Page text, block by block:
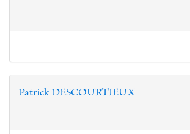
Patrick DESCOURTIEUX